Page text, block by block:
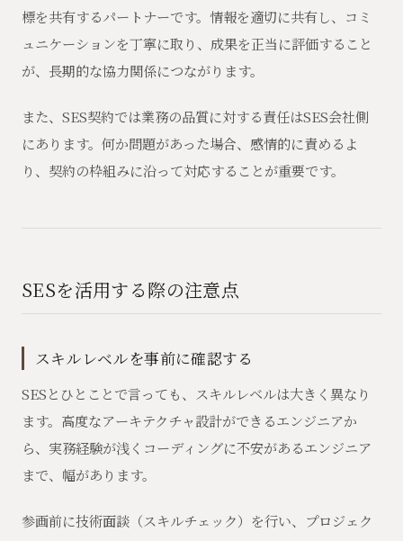
標を共有するパートナーです。情報を適切に共有し、コミ
ュニケーションを丁寧に取り、成果を正当に評価すること
が、長期的な協力関係につながります。
また、SES契約では業務の品質に対する責任はSES会社側
にあります。何か問題があった場合、感情的に責めるよ
り、契約の枠組みに沿って対応することが重要です。
SESを活用する際の注意点
スキルレベルを事前に確認する
SESとひとことで言っても、スキルレベルは大きく異なり
ます。高度なアーキテクチャ設計ができるエンジニアか
ら、実務経験が浅くコーディングに不安があるエンジニア
まで、幅があります。
参画前に技術面談（スキルチェック）を行い、プロジェク